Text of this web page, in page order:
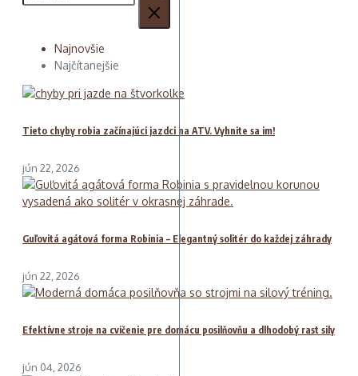
Najnovšie
Najčítanejšie
Tieto chyby robia začínajúci jazdci na ATV. Vyhnite sa im!
jún 22, 2026
Guľovitá agátová forma Robinia – Elegantný solitér do každej záhrady
jún 22, 2026
Efektívne stroje na cvičenie pre domácu posilňovňu a dlhodobý rast sily
jún 04, 2026